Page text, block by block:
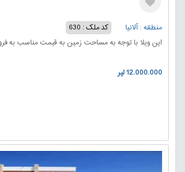
منطقه : آلانیا
کد ملک : 630
این ویلا با توجه به مساحت زمین به قیمت مناسب به
12.000.000 لیر